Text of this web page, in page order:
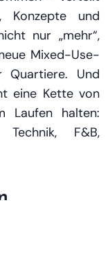
Konzepte und
nur „mehr“,
Mixed-Use-
Quartiere. Und
eine Kette von
Laufen halten:
F&B,